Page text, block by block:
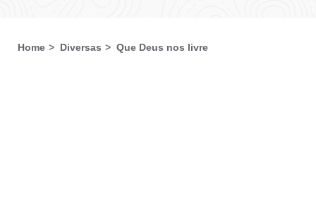
Home Diversas Que Deus nos livre